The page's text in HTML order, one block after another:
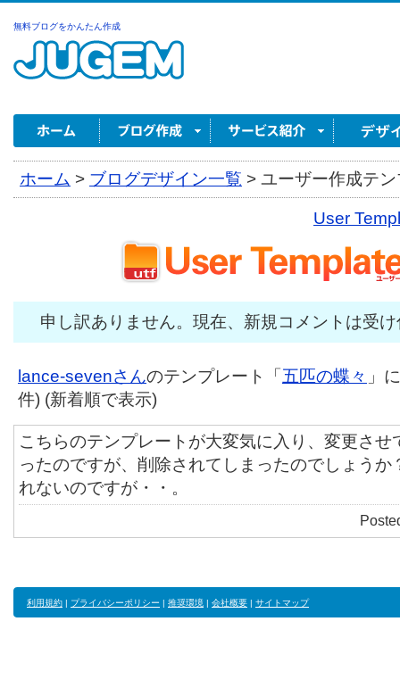
無料ブログをかんたん作成
ホーム > ブログデザイン一覧 > ユーザー作成テ
User
申し訳ありません。現在、新規コメントは受
lance-sevenさんのテンプレート「 五匹の蝶々 」
件) (新着順で表示)
こちらのテンプレートが大変気に入り、変更させ
ったのですが、削除されてしまったのでしょうか
れないのですが・・。
利用規約 | プライバシーポリシー | 推奨環境 | 会社概要 | サイトマップ